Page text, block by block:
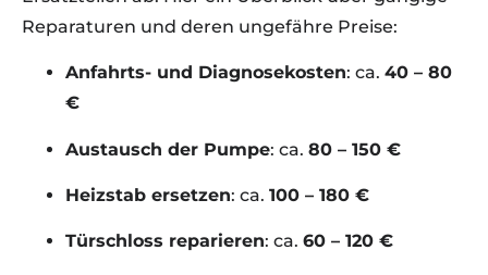
Reparaturen und deren ungefähre Preise:
Anfahrts- und Diagnosekosten: ca. 40 – 80
€
Austausch der Pumpe: ca. 80 – 150 €
Heizstab ersetzen: ca. 100 – 180 €
Türschloss reparieren: ca. 60 – 120 €